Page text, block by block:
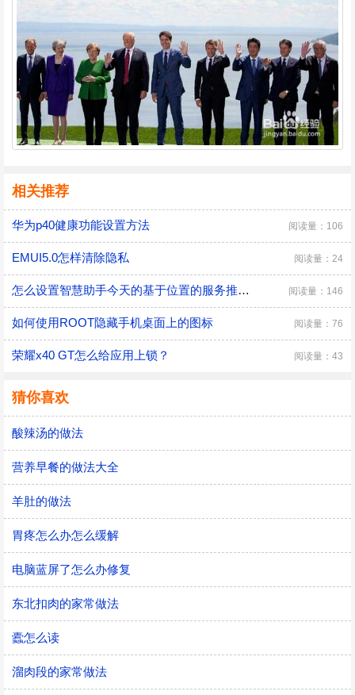
相关推荐
华为p40健康功能设置方法 阅读量：106
EMUI5.0怎样清除隐私 阅读量：24
怎么设置智慧助手今天的基于位置的服务推荐？ 阅读量：146
如何使用ROOT隐藏手机桌面上的图标 阅读量：76
荣耀x40 GT怎么给应用上锁？ 阅读量：43
猜你喜欢
酸辣汤的做法
营养早餐的做法大全
羊肚的做法
胃疼怎么办怎么缓解
电脑蓝屏了怎么办修复
东北扣肉的家常做法
蠹怎么读
溜肉段的家常做法